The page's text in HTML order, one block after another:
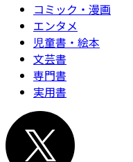
コミック・漫画
エンタメ
児童書・絵本
文芸書
専門書
実用書